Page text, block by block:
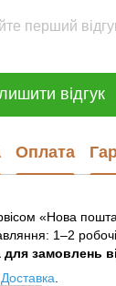
перший
відгук
Оплата
«Нова
1–2 робочі
для замовлень
ка